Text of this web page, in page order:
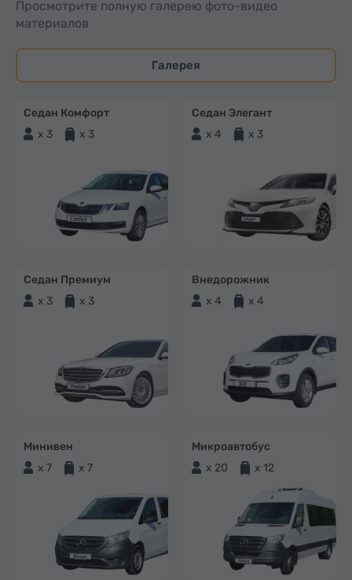
Просмотрите полную галерею фото-видео
материалов
Галерея
Седан Комфорт
x 3
x 3
Седан Элегант
x 4
x 3
Седан Премиум
x 3
x 3
Внедорожник
x 4
x 4
Минивен
x 7
x 7
Микроавтобус
x 20
x 12